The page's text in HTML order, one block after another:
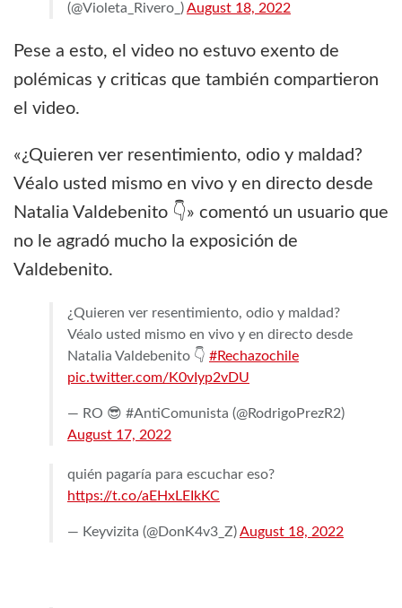
(@Violeta_Rivero_)August 18, 2022
Pese a esto, el video no estuvo exento de
polémicas y criticas que también compartieron
el video.
«¿Quieren ver resentimiento, odio y maldad?
Véalo usted mismo en vivo y en directo desde
Natalia Valdebenito 👇» comentó un usuario que
no le agradó mucho la exposición de
Valdebenito.
¿Quieren ver resentimiento, odio y maldad?
Véalo usted mismo en vivo y en directo desde
Natalia Valdebenito 👇 #Rechazochile
pic.twitter.com/K0vIyp2vDU
— RO 😎 #AntiComunista (@RodrigoPrezR2)
August 17, 2022
quién pagaría para escuchar eso?
https://t.co/aEHxLEIkKC
— Keyvizita (@DonK4v3_Z)August 18, 2022